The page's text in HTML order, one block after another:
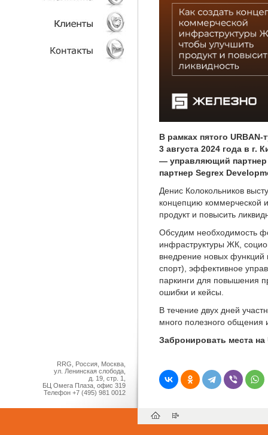
ПРОЕКТЫ
АНАЛИТИКА
КЛИЕНТЫ
В рамках пятого
3 августа 2024 года в г.
— управляющий партнер
партнер Segrex
Денис Колокольников
концепцию коммерческой
продукт и повысить
Обсудим необходимость
инфраструктуры ЖК,
внедрение новых
спорт), эффективное
паркинги для повышения
ошибки и кейсы.
В течение двух дней
много полезного общения
Забронировать места на
RRG, Россия, Москва,
ул. Ленинская слобода,
д. 19, стр. 1,
БЦ Омега Плаза, офис 319
Телефон +7 (495) 981 0012